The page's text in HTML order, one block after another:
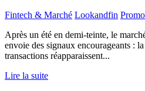
Fintech & Marché Lookandfin
Après un été en demi-teinte, le
envoie des signaux encourageants :
transactions réapparaissent...
Lire la suite